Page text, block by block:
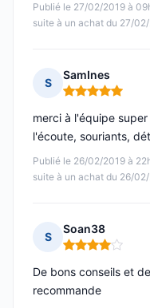
Publié le 27/02/2019 à
suite à un achat du 27/
S
SamInes
Note : 5 sur 5
Publié le 26/02/2019 à
suite à un achat du 26/
merci à l'équipe
l'écoute, souriants,
S
Soan38
Note : 4 sur 5
De bons conseils et
recommande